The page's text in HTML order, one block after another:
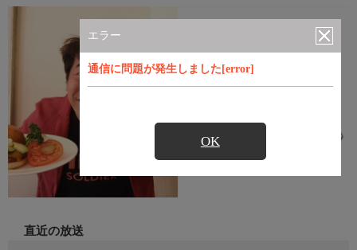
エラー
通信に問題が発生しました[error]
OK
直近の放送